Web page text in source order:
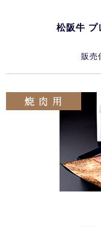
松阪牛 プ
販売